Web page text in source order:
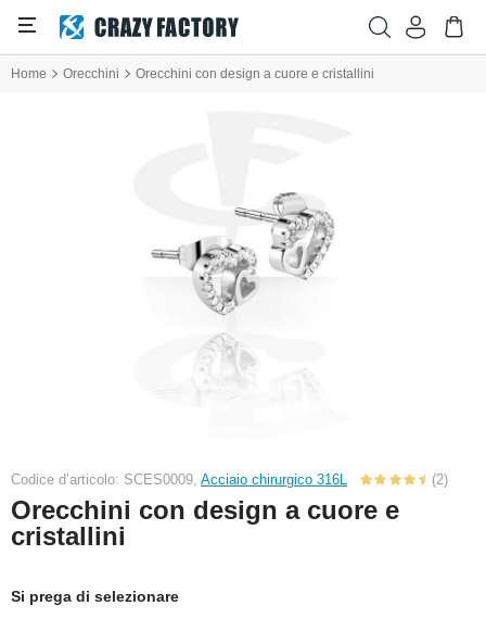
Home Orecchini Orecchini con design a cuore e cristallini
Codice d’articolo: SCES0009, Acciaio chirurgico 316L (2)
Orecchini con design a cuore e
cristallini
Si prega di selezionare